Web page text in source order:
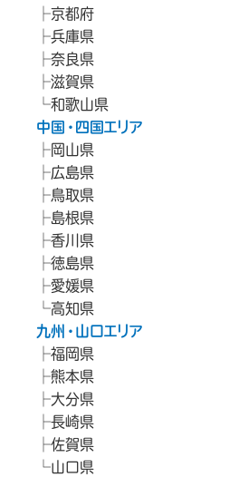
京都府
兵庫県
奈良県
滋賀県
和歌山県
中国・四国エリア
岡山県
広島県
鳥取県
島根県
香川県
徳島県
愛媛県
高知県
九州・山口エリア
福岡県
熊本県
大分県
長崎県
佐賀県
山口県